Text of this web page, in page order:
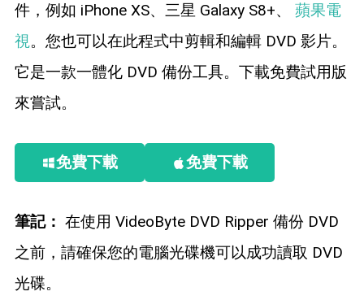
件，例如 iPhone XS、三星 Galaxy S8+、 蘋果電
視。您也可以在此程式中剪輯和編輯 DVD 影片。
它是一款一體化 DVD 備份工具。下載免費試用版
來嘗試。
免費下載 免費下載
筆記： 在使用 VideoByte DVD Ripper 備份 DVD
之前，請確保您的電腦光碟機可以成功讀取 DVD
光碟。